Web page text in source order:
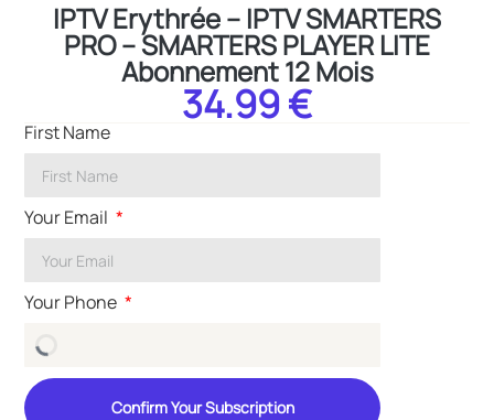
IPTV Erythrée – IPTV SMARTERS
PRO – SMARTERS PLAYER LITE
Abonnement 12 Mois
34.99 €
First Name
Your Email
Your Phone
Confirm Your Subscription